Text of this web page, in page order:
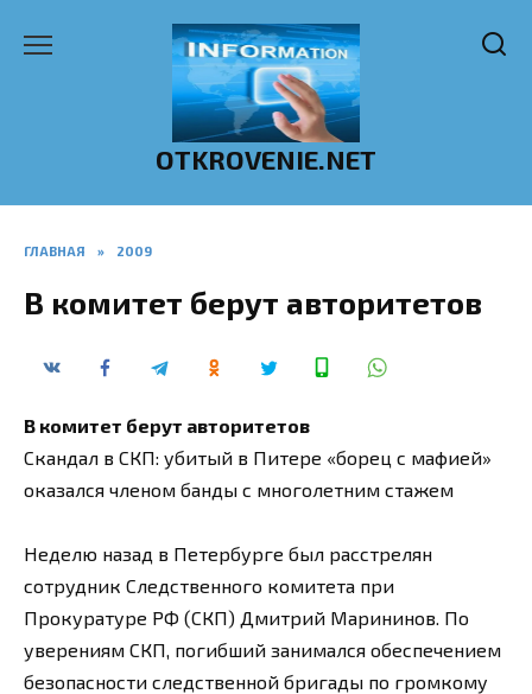
OTKROVENIE.NET
ГЛАВНАЯ » 2009
В комитет берут авторитетов
В комитет берут авторитетов
Скандал в СКП: убитый в Питере «борец с мафией»
оказался членом банды с многолетним стажем
Неделю назад в Петербурге был расстрелян
сотрудник Следственного комитета при
Прокуратуре РФ (СКП) Дмитрий Марининов. По
уверениям СКП, погибший занимался обеспечением
безопасности следственной бригады по громкому